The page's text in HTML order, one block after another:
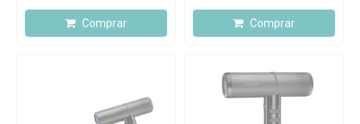
Comprar Comprar